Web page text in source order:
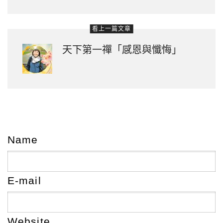
看上一篇文章
天下第一禪「感恩與懺悔」
Name
E-mail